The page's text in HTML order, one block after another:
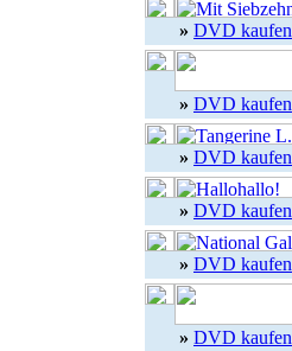
» DVD kaufen
» DVD kaufen
» DVD kaufen
» DVD kaufen
» DVD kaufen
» DVD kaufen